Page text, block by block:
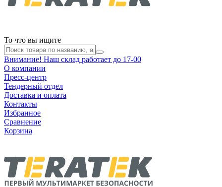
То что вы ищите
Внимание! Наш склад работает до 17-00
О компании
Пресс-центр
Тендерный отдел
Доставка и оплата
Контакты
Избранное
Сравнение
Корзина